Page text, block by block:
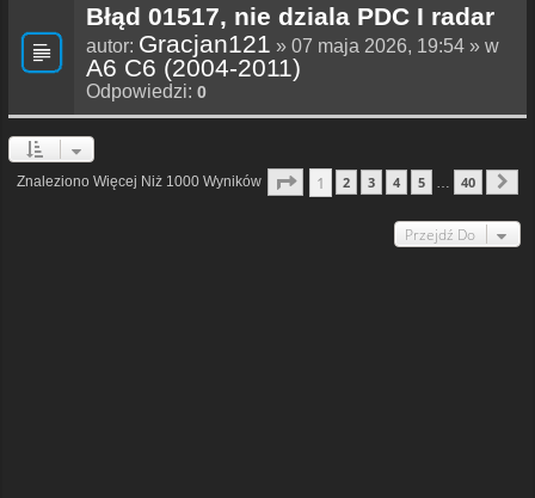
Błąd 01517, nie dziala PDC I radar
autor: Gracjan121 » 07 maja 2026, 19:54 » w
A6 C6 (2004-2011)
Odpowiedzi: 0
Znaleziono Więcej Niż 1000 Wyników Strona1 40
1 2 3 4 5 40
Przejdź Do